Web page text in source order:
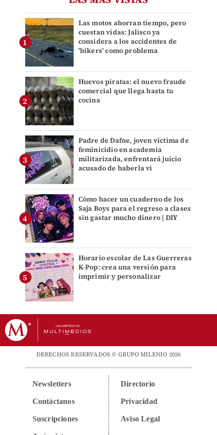
Las motos ahorran tiempo, pero
cuestan vidas: Jalisco ya
considera a los accidentes de
'bikers' como problema
Huevos piratas: el nuevo fraude
comercial que llega hasta tu
cocina
Padre de Dafne, joven víctima de
feminicidio en academia
militarizada, enfrentará juicio
acusado de haberla vi
Cómo hacer un cuaderno de los
Saja Boys para el regreso a clases
sin gastar mucho dinero | DIY
Horario escolar de Las Guerreras
K-Pop: crea una versión para
imprimir y personalizar
DERECHOS RESERVADOS © GRUPO MILENIO 2026
Newsletters
Contáctanos
Suscripciones
Directorio
Privacidad
Aviso Legal